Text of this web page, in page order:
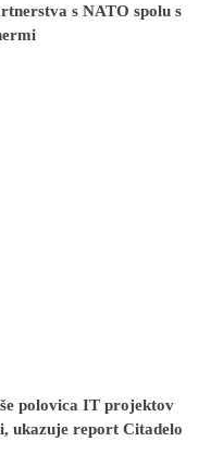
s NATO spolu s
polovica IT projektov
ukazuje report Citadelo